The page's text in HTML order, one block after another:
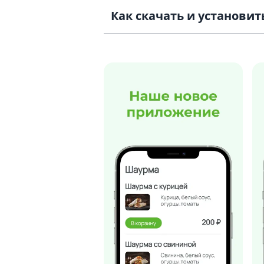
Как скачать и